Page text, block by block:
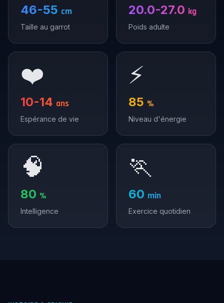
46-55 cm
Taille au garrot
20.0-27.0 kg
Poids adulte
❤️
10-14 ans
Espérance de vie
⚡
85 %
Niveau d'énergie
🧠
80 %
Intelligence
🏃
60 min
Exercice quotidien